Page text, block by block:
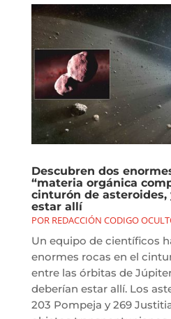
Descubren dos
“materia orgánica
cinturón de asteroides,
estar allí
POR REDACCIÓN CODIGO
Un equipo de científicos
enormes rocas en el
entre las órbitas de
deberían estar allí. Los
203 Pompeja y 269